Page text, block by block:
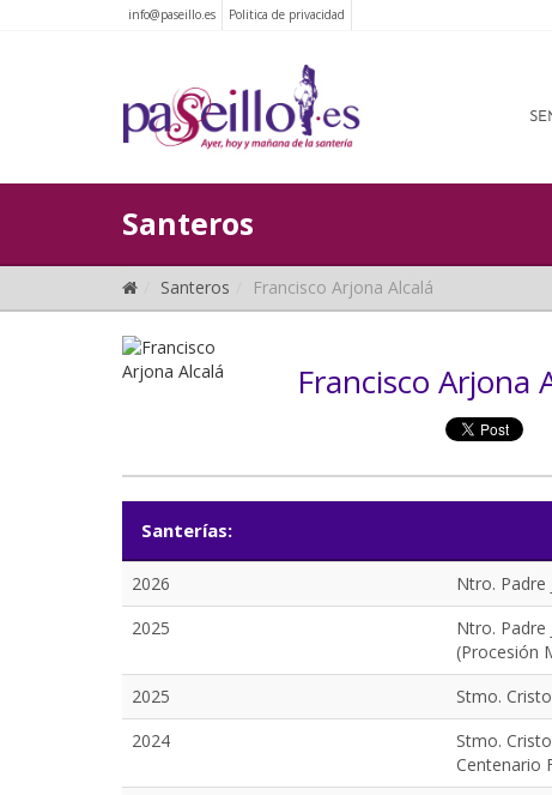
info@paseillo.es Politica de privacidad
Santeros
Santeros Francisco Arjona Alcalá
Francisco Arjona
Santerías:
2026 Ntro. Padre
2025
Ntro. Padre
(Procesión
2025 Stmo.
2024
Stmo.
Centenario